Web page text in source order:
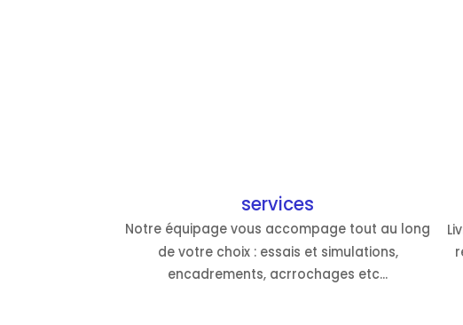
services
Notre équipage vous accompage tout au long
de votre choix : essais et simulations,
encadrements, acrrochages etc...